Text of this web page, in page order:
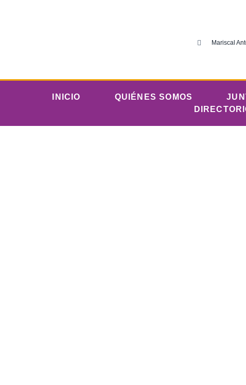
Mariscal
INICIO QUIÉNES SOMOS